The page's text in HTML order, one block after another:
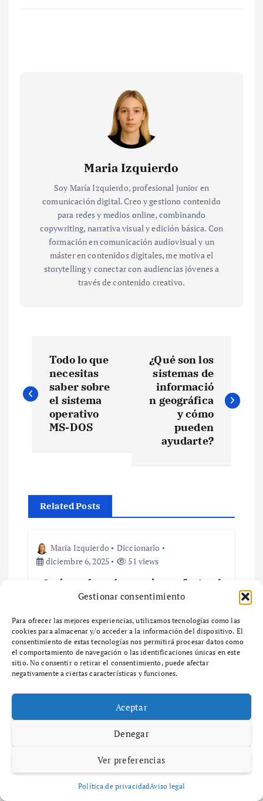
Gestionar consentimiento
Para ofrecer las mejores experiencias, utilizamos tecnologías como las
cookies para almacenar y/o acceder a la información del dispositivo. El
consentimiento de estas tecnologías nos permitirá procesar datos como
el comportamiento de navegación o las identificaciones únicas en este
sitio. No consentir o retirar el consentimiento, puede afectar
negativamente a ciertas características y funciones.
Aceptar
Denegar
Ver preferencias
Política de privacidadAviso legal
Maria Izquierdo
Soy María Izquierdo, profesional junior en
comunicación digital. Creo y gestiono contenido
para redes y medios online, combinando
copywriting, narrativa visual y edición básica. Con
formación en comunicación audiovisual y un
máster en contenidos digitales, me motiva el
storytelling y conectar con audiencias jóvenes a
través de contenido creativo.
a
v
a
c
d
e
e
n
r
Todo lo que
necesitas
saber sobre
el sistema
operativo
MS-DOS
¿Qué son los
sistemas de
informació
n geográfica
y cómo
pueden
ayudarte?
Related Posts
Maria Izquierdo
Diccionario
diciembre 6, 2025
51 views
¿Qué es el zoning y cómo afecta el
desarrollo urbano en tu
¿Qué es el Zoning y por qué es importante en
el desarrollo urbano? ¿Qué es el zoning y por
qué es importante en el desarrollo urbano? El
zoning es un…
diciembre 6, 2025
58 views
Guía completa sobre zonas de